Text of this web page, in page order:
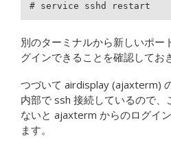
# service sshd restart
別のターミナルから新しいポー
グインできることを確認してお
つづいて airdisplay (ajaxterm)
内部で ssh 接続しているので、
ないと ajaxterm からのログイ
ます。